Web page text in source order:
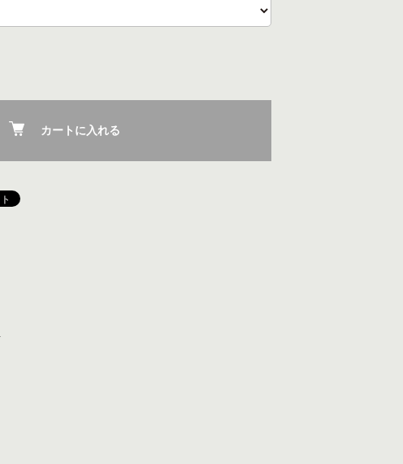
カートに入れる